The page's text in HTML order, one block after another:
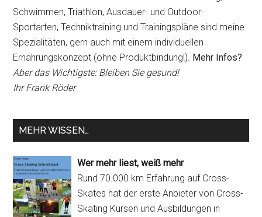
Schwimmen, Triathlon, Ausdauer- und Outdoor-
Sportarten, Techniktraining und Trainingspläne sind meine
Spezialitäten, gern auch mit einem individuellen
Ernährungskonzept (ohne Produktbindung!). Mehr Infos?
Aber das Wichtigste: Bleiben Sie gesund!
Ihr Frank Röder
MEHR WISSEN…
Wer mehr liest, weiß mehr
Rund 70.000 km Erfahrung auf Cross-
Skates hat der erste Anbieter von Cross-
Skating Kursen und Ausbildungen in